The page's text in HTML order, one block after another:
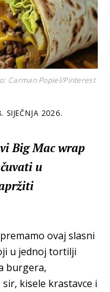
Carman Popiel/Pinterest
SIJEČNJA 2026.
Big Mac wrap
u
ovaj slasni
u jednoj tortilji
burgera,
kisele krastavce i